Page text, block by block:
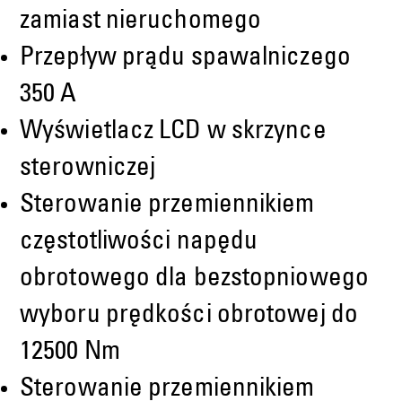
zamiast nieruchomego
Przepływ prądu spawalniczego
350 A
Wyświetlacz LCD w skrzynce
sterowniczej
Sterowanie przemiennikiem
częstotliwości napędu
obrotowego dla bezstopniowego
wyboru prędkości obrotowej do
12500 Nm
Sterowanie przemiennikiem